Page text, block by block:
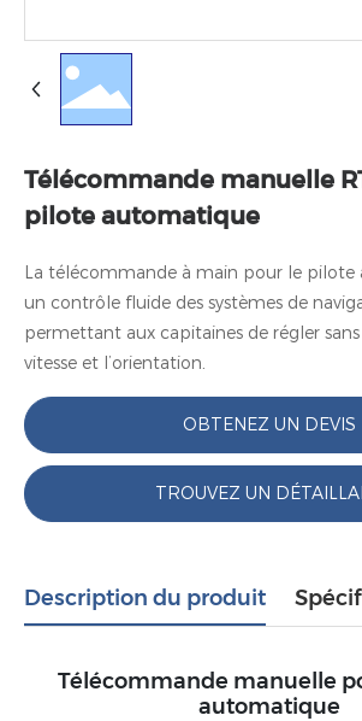
Télécommande manuelle
pilote automatique
La télécommande à main pour le
un contrôle fluide des systèmes de
permettant aux capitaines de régler
OBTENEZ UN DEVIS
TROUVEZ UN
Description du produit
Télécommande manuelle
automatique